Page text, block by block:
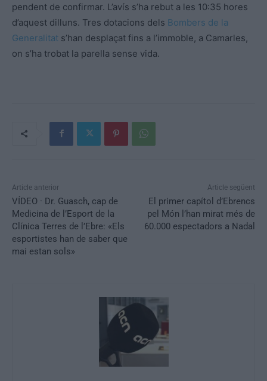
pendent de confirmar. L’avís s’ha rebut a les 10:35 hores
d’aquest dilluns. Tres dotacions dels Bombers de la
Generalitat s’han desplaçat fins a l’immoble, a Camarles,
on s’ha trobat la parella sense vida.
Article anterior
VÍDEO · Dr. Guasch, cap de
Medicina de l’Esport de la
Clínica Terres de l’Ebre: «Els
esportistes han de saber que
mai estan sols»
Article següent
El primer capítol d’Ebrencs
pel Món l’han mirat més de
60.000 espectadors a Nadal